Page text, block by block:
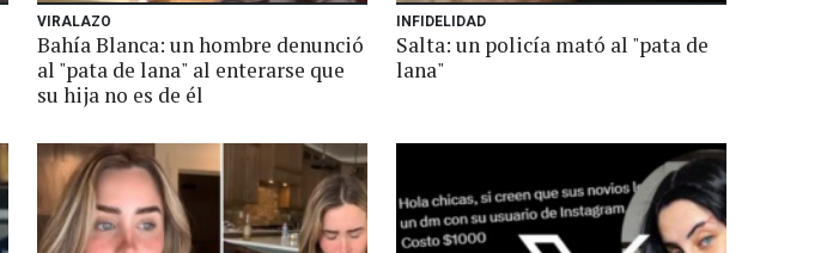
VIRALAZO
Bahía Blanca: un hombre denunció
al "pata de lana" al enterarse que
su hija no es de él
INFIDELIDAD
Salta: un policía mató al "pata de
lana"